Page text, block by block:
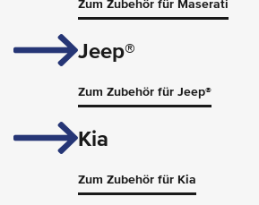
Zum Zubehör für Maserati
Jeep®
Zum Zubehör für Jeep®
Kia
Zum Zubehör für Kia